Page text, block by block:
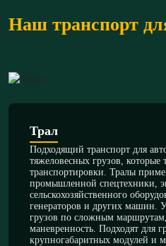
Наш транспорт
Трал
Подходящий транспорт для
тяжеловесных грузов, которые
транспортировки. Тралы
промышленной спецтехники,
сельскохозяйственного
генераторов и других машин.
грузов по сложным маршрутам,
маневренность. Подходят для
крупногабаритных модулей и